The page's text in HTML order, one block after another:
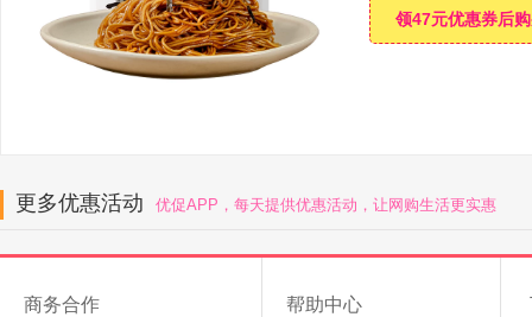
领47元优惠券后
更多优惠活动 优促APP，每天提供优惠活动，让网购生活更实惠
商务合作 帮助中心